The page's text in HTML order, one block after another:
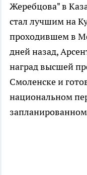
Жеребцова" в
стал лучшим на
проходившем в
дней назад,
наград высшей
Смоленске и
национальном